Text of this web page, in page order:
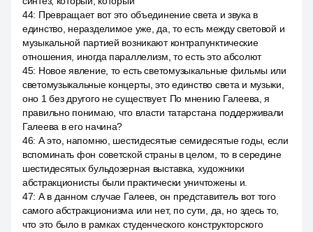
44: Превращает вот это объединение света и звука в
единство, неразделимое уже, да, то есть между световой и
музыкальной партией возникают контрапунктические
отношения, иногда параллелизм, то есть это абсолют
45: Новое явление, то есть светомузыкальные фильмы или
светомузыкальные концерты, это единство света и музыки,
оно 1 без другого не существует. По мнению Галеева, я
правильно понимаю, что власти татарстана поддерживали
Галеева в его начина?
46: А это, напомню, шестидесятые семидесятые годы, если
вспоминать фон советской страны в целом, то в середине
шестидесятых бульдозерная выставка, художники
абстракционисты были практически уничтожены и.
47: А в данном случае Галеев, он представитель вот того
самого абстракционизма или нет, по сути, да, но здесь то,
что это было в рамках студенческого конструкторского